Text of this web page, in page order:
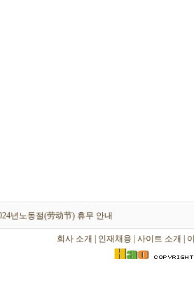
날(春节) 휴무 안내
년노동절(劳动节) 휴무 안내
년 설날(春节) 휴무 안내
회사 소개 인재채용 사이트 소개